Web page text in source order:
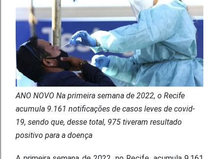
ANO NOVO Na primeira semana de 2022, o Recife
acumula 9.161 notificações de casos leves de covid-
19, sendo que, desse total, 975 tiveram resultado
positivo para a doença